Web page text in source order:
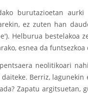
burutazioetan
ez zuten han
Helburua bestelakoa
esnea da
neolitikoari
Berriz, lagunekin
Zapatu argitsuetan,